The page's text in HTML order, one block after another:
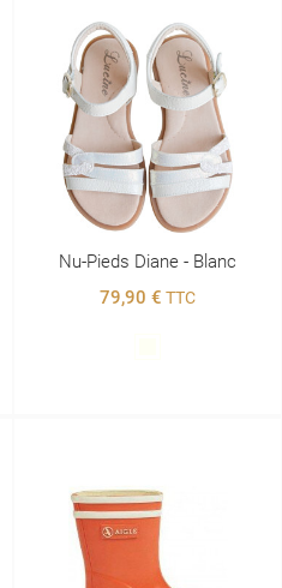
Nu-Pieds Diane - Blanc
79,90 € TTC